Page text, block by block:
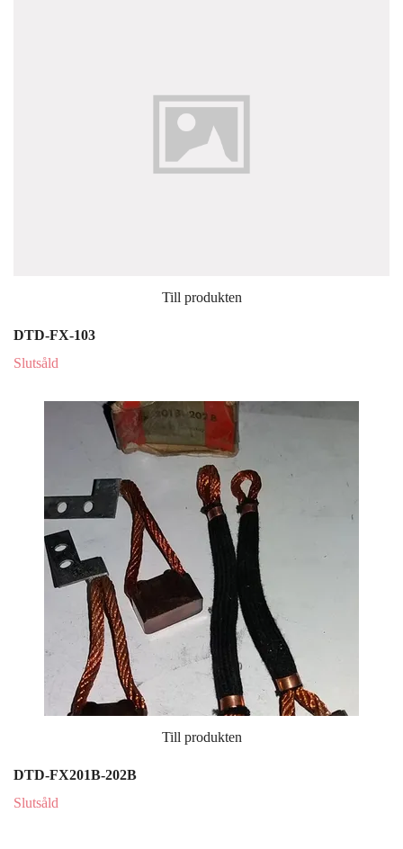
Till produkten
DTD-FX-103
Slutsåld
Till produkten
DTD-FX201B-202B
Slutsåld